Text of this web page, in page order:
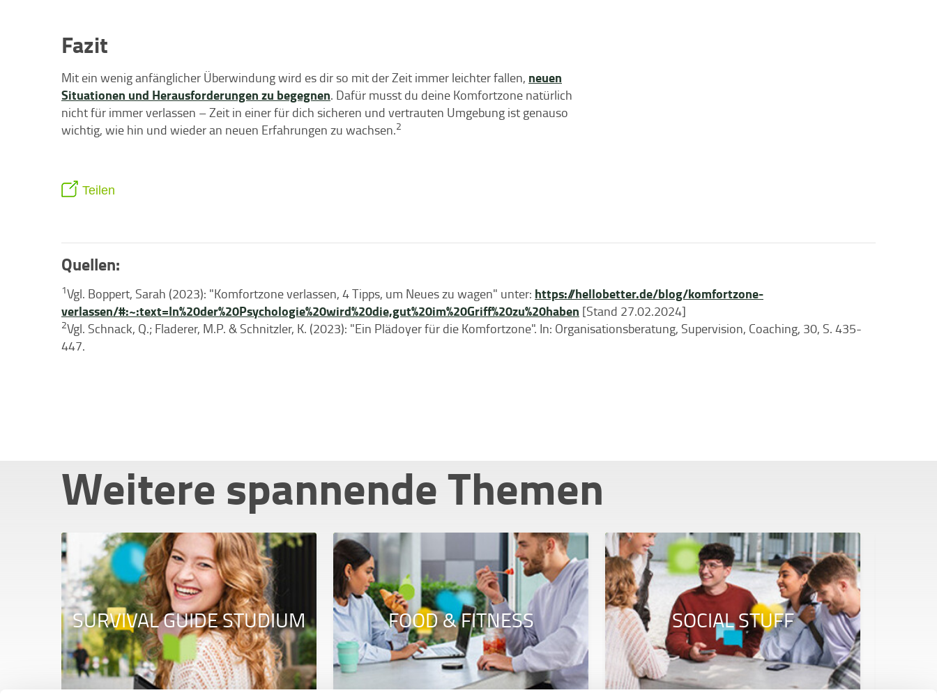
Fazit
Mit ein wenig anfänglicher Überwindung wird es dir so mit der Zeit immer leichter fallen, neuen
Situationen und Herausforderungen zu begegnen. Dafür musst du deine Komfortzone natürlich
nicht für immer verlassen – Zeit in einer für dich sicheren und vertrauten Umgebung ist genauso
wichtig, wie hin und wieder an neuen Erfahrungen zu wachsen.2
Teilen
Quellen:
1Vgl. Boppert, Sarah (2023): "Komfortzone verlassen, 4 Tipps, um Neues zu wagen" unter: https://hellobetter.de/blog/komfortzone-
verlassen/#:~:text=In%20der%20Psychologie%20wird%20die,gut%20im%20Griff%20zu%20haben [Stand 27.02.2024]
2Vgl. Schnack, Q.; Fladerer, M.P. & Schnitzler, K. (2023): "Ein Plädoyer für die Komfortzone". In: Organisationsberatung, Supervision, Coaching, 30, S. 435-
447.
Weitere spannende Themen
SURVIVAL GUIDE STUDIUM FOOD & FITNESS SOCIAL STUFF